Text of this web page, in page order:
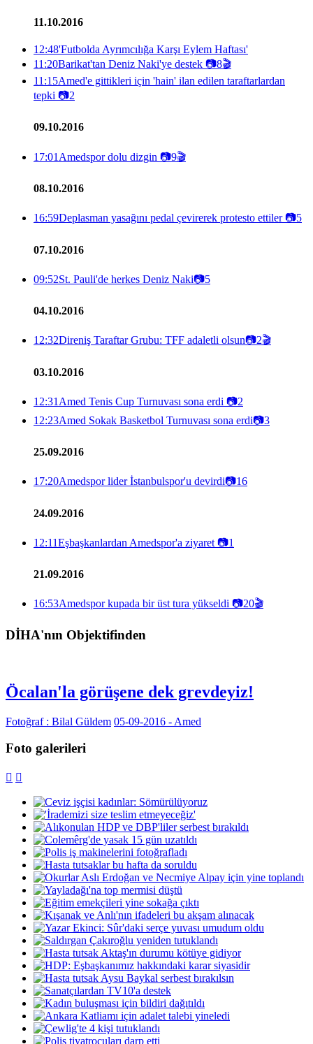
11.10.2016
12:48'Futbolda Ayrımcılığa Karşı Eylem Haftası'
11:20Barikat'tan Deniz Naki'ye destek 📷8🎬
11:15Amed'e gittikleri için 'hain' ilan edilen taraftarlardan
tepki 📷2
09.10.2016
17:01 Amedspor dolu dizgin 📷9🎬
08.10.2016
16:59Deplasman yasağını pedal çevirerek protesto ettiler📷5
07.10.2016
09:52St. Pauli'de herkes Deniz Naki📷5
04.10.2016
12:32Direniş Taraftar Grubu: TFF adaletli olsun📷2🎬
03.10.2016
12:31 Amed Tenis Cup Turnuvası sona erdi 📷2
12:23Amed Sokak Basketbol Turnuvası sona erdi📷3
25.09.2016
17:20Amedspor lider İstanbulspor'u devirdi📷16
24.09.2016
12:11Eşbaşkanlardan Amedspor'a ziyaret 📷1
21.09.2016
16:53Amedspor kupada bir üst tura yükseldi 📷20🎬
DİHA'nın Objektifinden
Öcalan'la görüşene dek grevdeyiz!
Fotoğraf : Bilal Güldem 05-09-2016 - Amed
Foto galerileri
 